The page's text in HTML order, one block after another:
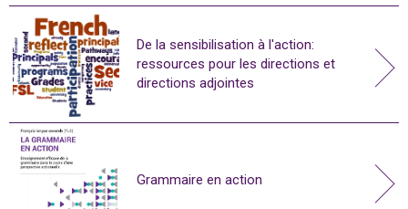
De la sensibilisation à l'action:
ressources pour les directions et
directions adjointes
Grammaire en action